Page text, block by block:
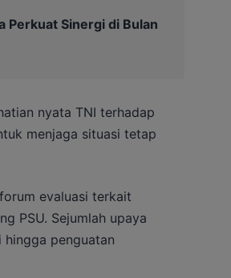
Perkuat Sinergi di Bulan
nyata TNI terhadap
menjaga situasi tetap
evaluasi terkait
PSU. Sejumlah upaya
penguatan